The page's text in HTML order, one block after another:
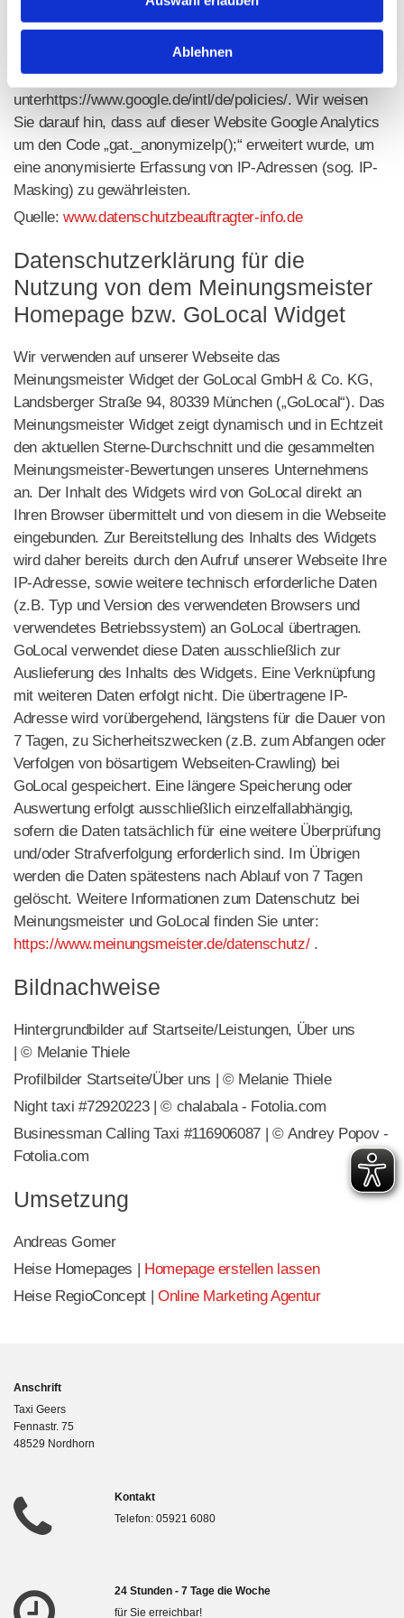
Ablehnen
Nähere Informationen zu Nutzungsbedingungen und
unterhttp://www.google.com/analytics/terms/de.htmlbzw.
unterhttps://www.google.de/intl/de/policies/. Wir weisen
Sie darauf hin, dass auf dieser Website Google Analytics
um den Code „gat._anonymizeIp();“ erweitert wurde, um
eine anonymisierte Erfassung von IP-Adressen (sog. IP-
Masking) zu gewährleisten.
Quelle:www.datenschutzbeauftragter-info.de
Datenschutzerklärung für die
Nutzung von dem Meinungsmeister
Homepage bzw. GoLocal Widget
Wir verwenden auf unserer Webseite das
Meinungsmeister Widget der GoLocal GmbH & Co. KG,
Landsberger Straße 94, 80339 München („GoLocal“). Das
Meinungsmeister Widget zeigt dynamisch und in Echtzeit
den aktuellen Sterne-Durchschnitt und die gesammelten
Meinungsmeister-Bewertungen unseres Unternehmens
an. Der Inhalt des Widgets wird von GoLocal direkt an
Ihren Browser übermittelt und von diesem in die Webseite
eingebunden. Zur Bereitstellung des Inhalts des Widgets
wird daher bereits durch den Aufruf unserer Webseite Ihre
IP-Adresse, sowie weitere technisch erforderliche Daten
(z.B. Typ und Version des verwendeten Browsers und
verwendetes Betriebssystem) an GoLocal übertragen.
GoLocal verwendet diese Daten ausschließlich zur
Auslieferung des Inhalts des Widgets. Eine Verknüpfung
mit weiteren Daten erfolgt nicht. Die übertragene IP-
Adresse wird vorübergehend, längstens für die Dauer von
7 Tagen, zu Sicherheitszwecken (z.B. zum Abfangen oder
Verfolgen von bösartigem Webseiten-Crawling) bei
GoLocal gespeichert. Eine längere Speicherung oder
Auswertung erfolgt ausschließlich einzelfallabhängig,
sofern die Daten tatsächlich für eine weitere Überprüfung
und/oder Strafverfolgung erforderlich sind. Im Übrigen
werden die Daten spätestens nach Ablauf von 7 Tagen
gelöscht. Weitere Informationen zum Datenschutz bei
Meinungsmeister und GoLocal finden Sie unter:
https://www.meinungsmeister.de/datenschutz/.
Bildnachweise
Hintergrundbilder auf Startseite/Leistungen, Über uns
| © Melanie Thiele
Profilbilder Startseite/Über uns | © Melanie Thiele
Night taxi #72920223 | © chalabala - Fotolia.com
Businessman Calling Taxi #116906087 | © Andrey Popov -
Fotolia.com
Umsetzung
Andreas Gomer
Heise Homepages | Homepage erstellen lassen
Heise RegioConcept | Online Marketing Agentur
Anschrift
Taxi Geers
Fennastr. 75
48529 Nordhorn

Kontakt
Telefon: 05921 6080
24 Stunden - 7 Tage die Woche
für Sie erreichbar!